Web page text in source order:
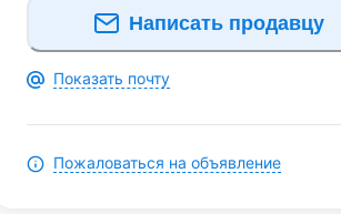
Написать продавцу
Показать почту
Пожаловаться на объявление